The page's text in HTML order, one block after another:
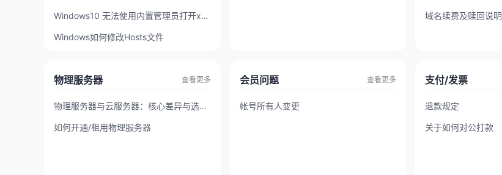
Windows10 无法使用内置管理员打开xx软件
Windows如何修改Hosts文件
域名续费及赎回说明
物理服务器 查看更多
物理服务器与云服务器：核心差异与选择指南
如何开通/租用物理服务器
会员问题 查看更多
帐号所有人变更
支付/发票
退款规定
关于如何对公打款